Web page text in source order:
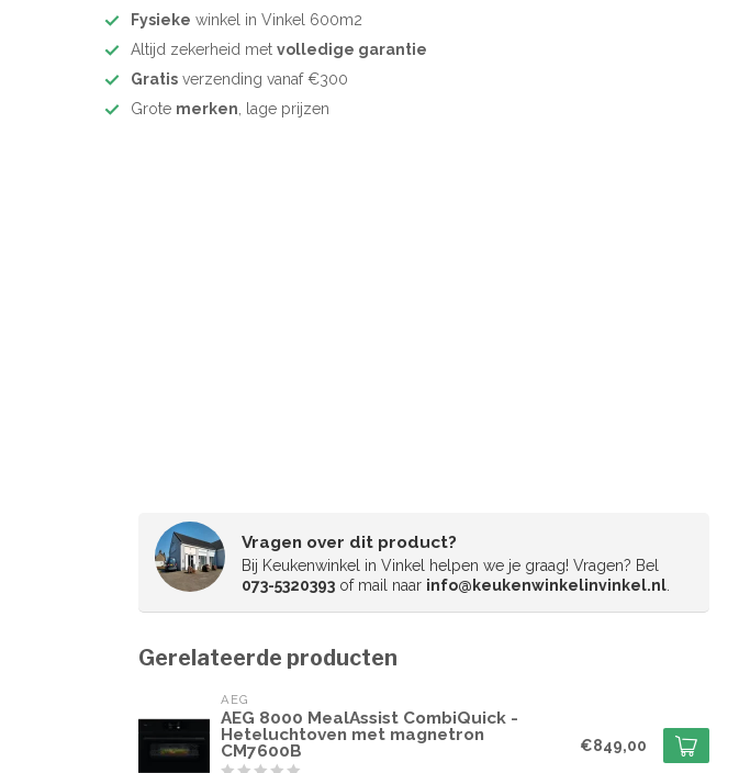
Fysieke winkel in Vinkel 600m2
Altijd zekerheid metvolledige garantie
Gratis verzending vanaf €300
Grote merken , lage prijzen
Vragen over dit product?
Bij Keukenwinkel in Vinkel helpen we je graag! Vragen? Bel
073-5320393 of mail naar info@keukenwinkelinvinkel.nl
Gerelateerde producten
AEG
AEG 8000 MealAssist CombiQuick -
Heteluchtoven met magnetron
CM7600B
€849,00